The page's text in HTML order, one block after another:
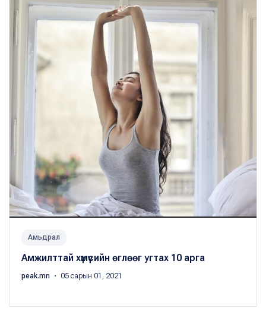
Амьдрал
Амжилттай хүмүүсийн өглөөг угтах 10 арга
peak.mn ・ 05 сарын 01, 2021